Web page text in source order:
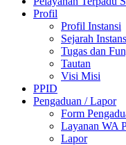
Profil
Profil Instansi
Sejarah
Tugas dan
Tautan
Visi Misi
PPID
Pengaduan / Lapor
Form
Layanan WA
Lapor